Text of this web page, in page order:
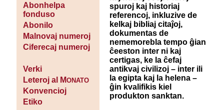
Abonhelpa
fonduso
Abonilo
Malnovaj numeroj
Ciferecaj numeroj
Verki
Leteroj al MONATO
Konvencioj
Etiko
spuroj kaj historiaj
referencoj, inkluzive de
kelkaj bibliaj citaĵoj,
dokumentas de
nememorebla tempo ĝian
ĉeeston inter ni kaj
certigas, ke la ĉefaj
antikvaj civilizoj – inter ili
la egipta kaj la helena –
ĝin kvalifikis kiel
produkton sanktan.